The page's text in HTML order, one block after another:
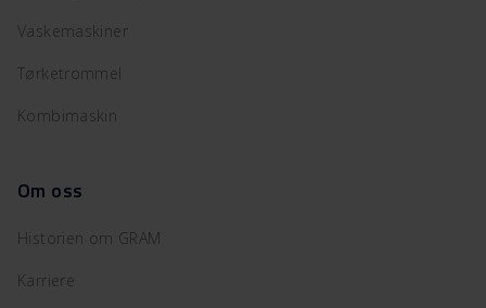
Vaskemaskiner
Tørketrommel
Kombimaskin
Om oss
Historien om GRAM
Karriere